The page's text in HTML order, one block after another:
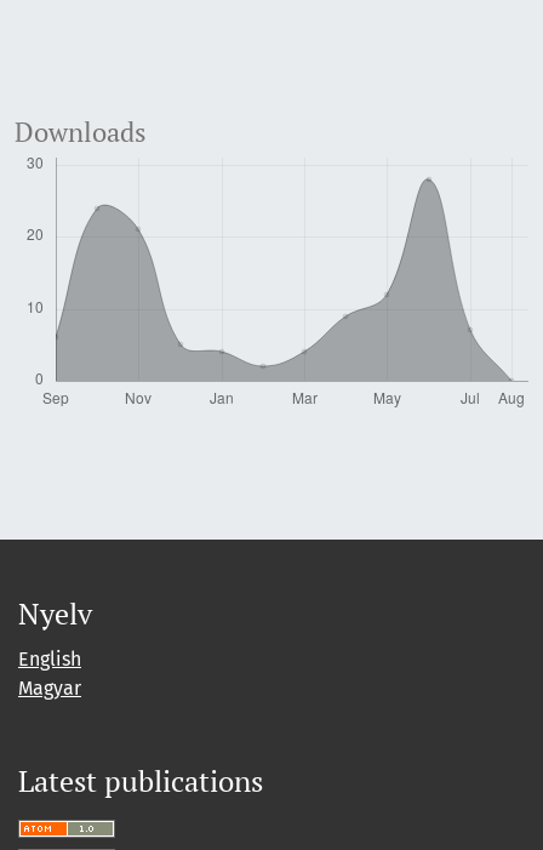
Downloads
Nyelv
English
Magyar
Latest publications